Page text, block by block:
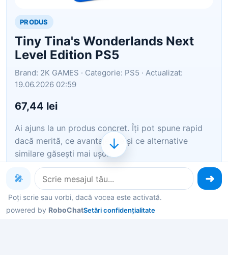
PRODUS
Tiny Tina's Wonderlands Next
Level Edition PS5
Brand: 2K GAMES · Categorie: PS5 · Actualizat:
19.06.2026 02:59
67,44 lei
Ai ajuns la un produs concret. Îți pot spune rapid
dacă merită, ce avantaje are și ce alternative
similare găsești mai ușor.
Pe scurt: * Necesită un abonament PlayStation
Plus pentru a accesa jocul multiplayer online (se
vinde separat). Tiny Tina's Wonderlands Next Level
Edition , include
🎤
Poți scrie sau vorbi, dacă vocea este activată.
powered by RoboChatSetări confidențialitate
↓